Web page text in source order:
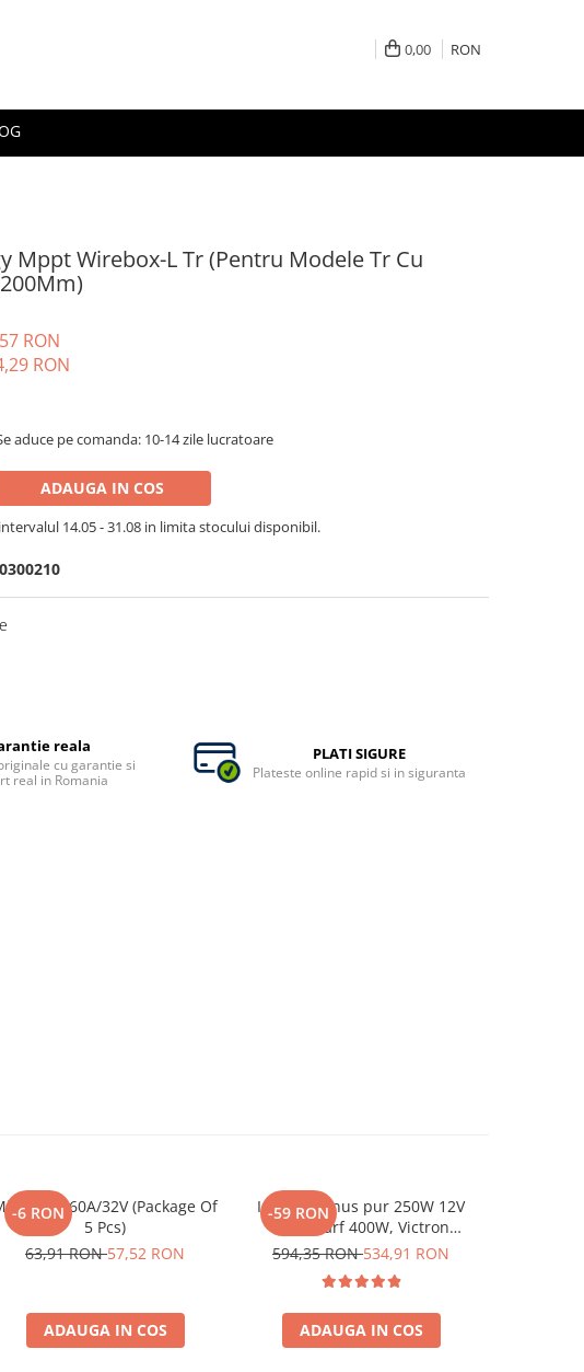
0,00 RON
Mppt Wirebox-L Tr (Pentru Modele Tr Cu
RON
RON
aduce pe comanda: 10-14 zile lucratoare
ADAUGA IN COS
14.05 - 31.08 in limita stocului disponibil.
reala
cu garantie si
real in Romania
PLATI SIGURE
Plateste online rapid si in siguranta
-6 RON
Fuse 60A/32V (Package Of
5 Pcs)
63,91 RON57,52 RON
ADAUGA IN COS
-59 RON
Invertor sinus pur 250W 12V
230V, varf 400W, Victron
Phoenix, pentru auto, panouri
594,35 RON534,91 RON
ADAUGA IN COS